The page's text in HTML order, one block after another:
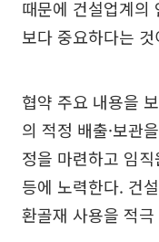
때문에 건설업계의
보다 중요하다는
협약 주요 내용을
의 적정 배출·보관
정을 마련하고 임
등에 노력한다. 건
환골재 사용을 적